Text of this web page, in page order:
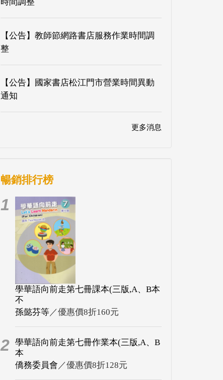
【公告】教師節網路書店服務作業時間調
整
【公告】國家書店松江門市營業時間異動
通知
更多消息
暢銷排行榜
1
學華語向前走第七冊課本(三版,A、B本
不
孫懿芬等／優惠價8折160元
2 學華語向前走第七冊作業本(三版,A、B
本
僑務委員會 ／優惠價8折128元